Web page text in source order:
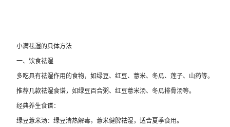
小满祛湿的具体方法
一、饮食祛湿
多吃具有祛湿作用的食物，如绿豆、红豆、薏米、冬瓜、莲子、山药等。
推荐几款祛湿食谱，如绿豆百合粥、红豆薏米汤、冬瓜排骨汤等。
经典养生食谱：
绿豆薏米汤：绿豆清热解毒，薏米健脾祛湿，适合夏季食用。